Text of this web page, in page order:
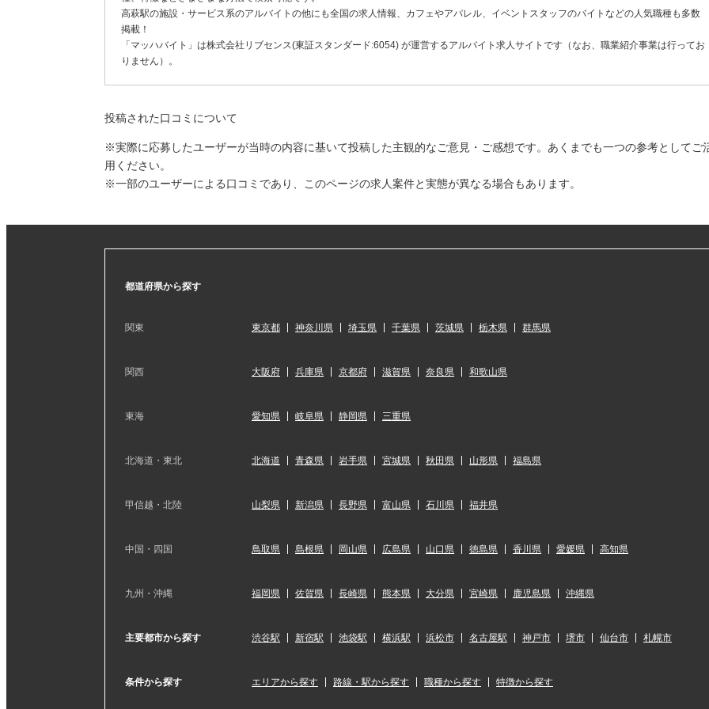
高萩駅の施設・サービス系のアルバイトの他にも全国の求人情報、カフェやアパレル、イベントスタッフのバイトなどの人気職種も多数
掲載！
「マッハバイト」は株式会社リブセンス(東証スタンダード:6054) が運営するアルバイト求人サイトです（なお、職業紹介事業は行ってお
りません）。
投稿された口コミについて
※実際に応募したユーザーが当時の内容に基いて投稿した主観的なご意見・ご感想です。あくまでも一つの参考としてご
用ください。
※一部のユーザーによる口コミであり、このページの求人案件と実態が異なる場合もあります。
都道府県から探す
関東 東京都 神奈川県 埼玉県 千葉県 茨城県 栃木県 群馬県
関西 大阪府 兵庫県 京都府 滋賀県 奈良県 和歌山県
東海 愛知県 岐阜県 静岡県 三重県
北海道・東北 北海道 青森県 岩手県 宮城県 秋田県 山形県 福島県
甲信越・北陸 山梨県 新潟県 長野県 富山県 石川県 福井県
中国・四国 鳥取県 島根県 岡山県 広島県 山口県 徳島県 香川県 愛媛県 高知県
九州・沖縄 福岡県 佐賀県 長崎県 熊本県 大分県 宮崎県 鹿児島県 沖縄県
主要都市から探す 渋谷駅 新宿駅 池袋駅 横浜駅 浜松市 名古屋駅 神戸市 堺市 仙台市 札幌市
条件から探す エリアから探す 路線・駅から探す 職種から探す 特徴から探す